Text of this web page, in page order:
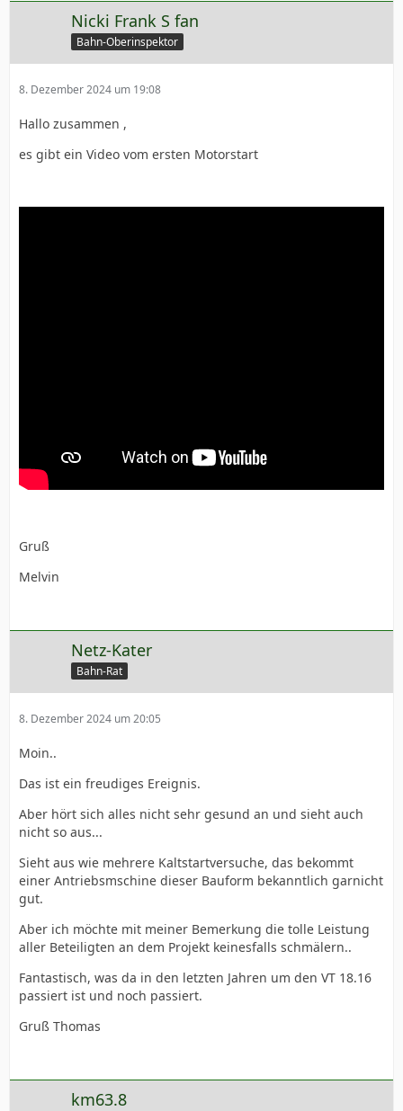
Nicki Frank S fan
Bahn-Oberinspektor
8. Dezember 2024 um 19:08
Hallo zusammen ,
es gibt ein Video vom ersten Motorstart
Gruß
Melvin
Netz-Kater
Bahn-Rat
8. Dezember 2024 um 20:05
Moin..
Das ist ein freudiges Ereignis.
Aber hört sich alles nicht sehr gesund an und sieht auch
nicht so aus...
Sieht aus wie mehrere Kaltstartversuche, das bekommt
einer Antriebsmschine dieser Bauform bekanntlich garnicht
gut.
Aber ich möchte mit meiner Bemerkung die tolle Leistung
aller Beteiligten an dem Projekt keinesfalls schmälern..
Fantastisch, was da in den letzten Jahren um den VT 18.16
passiert ist und noch passiert.
Gruß Thomas
km63.8